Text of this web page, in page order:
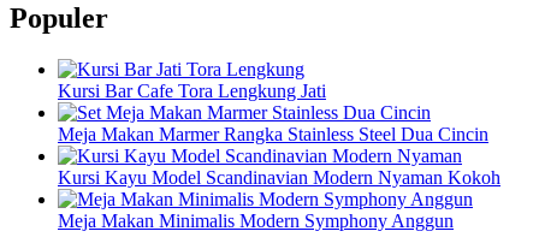
Populer
Kursi Bar Cafe Tora Lengkung Jati
Meja Makan Marmer Rangka Stainless Steel Dua Cincin
Kursi Kayu Model Scandinavian Modern Nyaman Kokoh
Meja Makan Minimalis Modern Symphony Anggun